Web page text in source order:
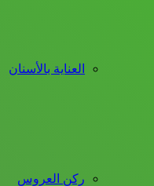
العناية بالأسنان
ركن العروس